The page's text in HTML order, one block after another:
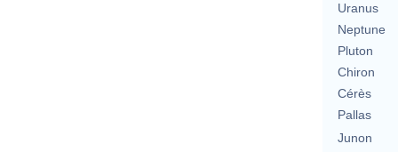
Uranus
Neptune
Pluton
Chiron
Cérès
Pallas
Junon